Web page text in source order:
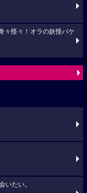
々怪々！オラの妖怪バケ
いたい。